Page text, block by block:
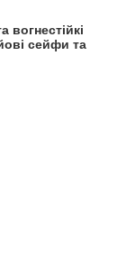
вогнестійкі
сейфи та